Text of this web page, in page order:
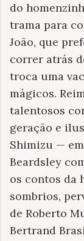
do
trama para
João, que
correr atrás
troca uma
mágicos.
talentosos
geração e
Shimizu —
Beardsley
os contos da
sombrios,
de Roberto
Bertrand